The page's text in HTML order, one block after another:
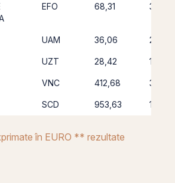
EFO 68,31 33,31
UAM 36,06 21,53
UZT 28,42 19,43
VNC 412,68
SCD 953,63
în EURO ** rezultate